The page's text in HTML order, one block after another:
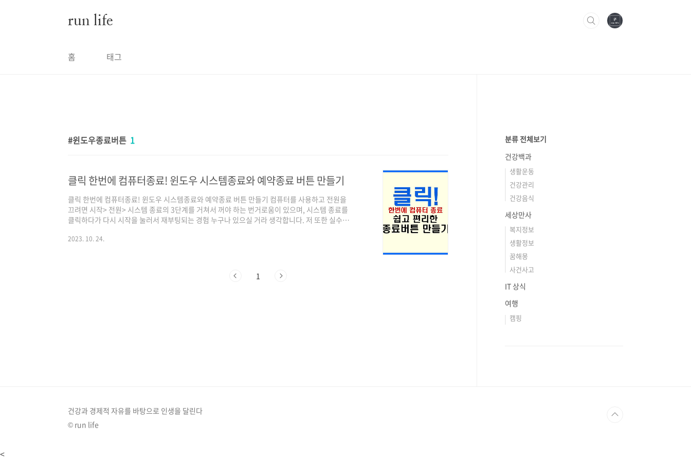
run life
홈 태그
윈도우종료버튼 1
클릭 한번에 컴퓨터종료! 윈도우 시스템종료와 예약종료 버튼 만들기
클릭 한번에 컴퓨터종료! 윈도우 시스템종료와 예약종료 버튼 만들기 컴퓨터를 사용하고 전원을
끄려면 시작> 전원> 시스템 종료의 3단계를 거쳐서 꺼야 하는 번거로움이 있으며, 시스템 종료를
클릭하다가 다시 시작을 눌러서 재부팅되는 경험 누구나 있으실 거라 생각합니다. 저 또한 실수로
회에 한번에 컴퓨터를 종료할 수 있는 시스템 종료 버튼을 만들어 보는 방법과 예약 종료 버튼을 만
2023. 10. 24.
1
분류 전체보기
건강백과
생활운동
건강관리
건강음식
세상만사
복지정보
생활정보
꿈해몽
사건사고
IT 상식
여행
캠핑
건강과 경제적 자유를 바탕으로 인생을 달린다
© run life
<